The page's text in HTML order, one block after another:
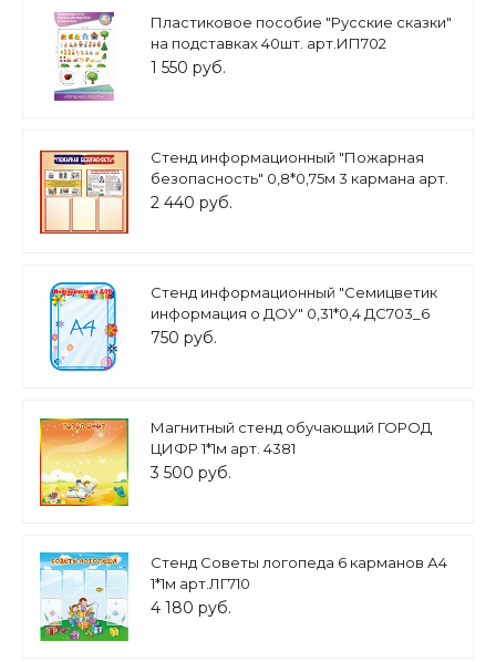
Пластиковое пособие "Русские сказки"
на подставках 40шт. арт.ИП702
1 550 руб.
Стенд информационный "Пожарная
безопасность" 0,8*0,75м 3 кармана арт.
4798
2 440 руб.
Стенд информационный "Семицветик
информация о ДОУ" 0,31*0,4 ДС703_6
750 руб.
Магнитный стенд обучающий ГОРОД
ЦИФР 1*1м арт. 4381
3 500 руб.
Стенд Советы логопеда 6 карманов А4
1*1м арт.ЛГ710
4 180 руб.